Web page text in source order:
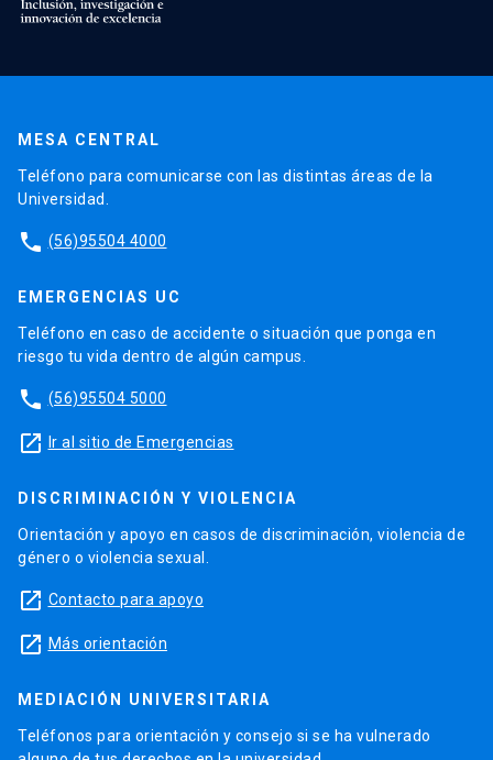
MESA CENTRAL
Teléfono para comunicarse con las distintas áreas de la
Universidad.
phone (56)95504 4000
EMERGENCIAS UC
Teléfono en caso de accidente o situación que ponga en
riesgo tu vida dentro de algún campus.
phone (56)95504 5000
launch Ir al sitio de Emergencias
DISCRIMINACIÓN Y VIOLENCIA
Orientación y apoyo en casos de discriminación, violencia de
género o violencia sexual.
launch Contacto para apoyo
launch Más orientación
MEDIACIÓN UNIVERSITARIA
Teléfonos para orientación y consejo si se ha vulnerado